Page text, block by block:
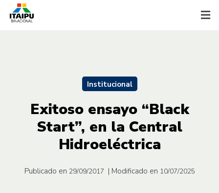
Institucional
Exitoso ensayo “Black
Start”, en la Central
Hidroeléctrica
Publicado en 29/09/2017 | Modificado en 10/07/2025